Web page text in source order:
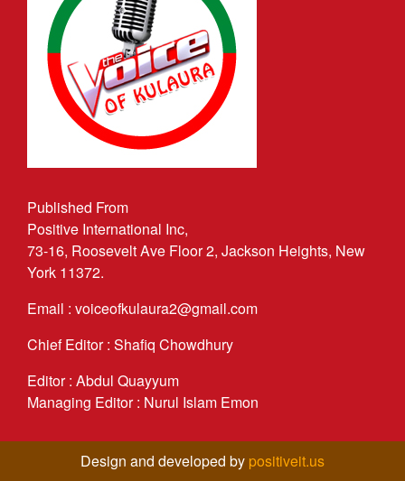
Published From
Positive International Inc,
73-16, Roosevelt Ave Floor 2, Jackson Heights, New
York 11372.
Email : voiceofkulaura2@gmail.com
Chief Editor : Shafiq Chowdhury
Editor : Abdul Quayyum
Managing Editor : Nurul Islam Emon
Design and developed by positiveit.us